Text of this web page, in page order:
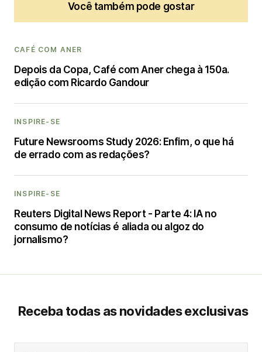
Você também pode gostar
CAFÉ COM ANER
Depois da Copa, Café com Aner chega à 150a.
edição com Ricardo Gandour
INSPIRE-SE
Future Newsrooms Study 2026: Enfim, o que há
de errado com as redações?
INSPIRE-SE
Reuters Digital News Report - Parte 4: IA no
consumo de notícias é aliada ou algoz do
jornalismo?
Receba todas as novidades exclusivas